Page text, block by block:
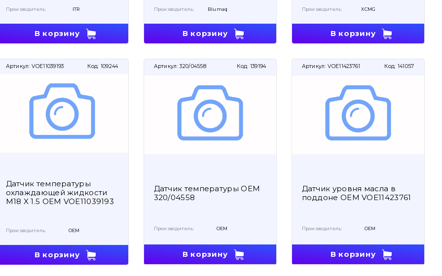
Производитель: ITR
В корзину
Производитель: Blumaq
В корзину
Производитель: XCMG
В корзину
Артикул: VOE11039193 Код: 109244
Датчик температуры
охлаждающей жидкости
M18 X 1.5 OEM VOE11039193
Производитель: OEM
В корзину
Артикул: 320/04558 Код: 139194
Датчик температуры OEM
320/04558
Производитель: OEM
В корзину
Артикул: VOE11423761 Код: 141057
Датчик уровня масла в
поддоне OEM VOE11423761
Производитель: OEM
В корзину